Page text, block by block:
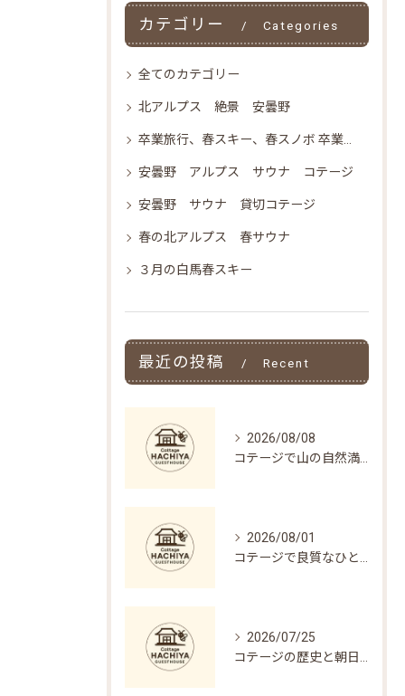
カテゴリー Categories
全てのカテゴリー
北アルプス 絶景 安曇野
卒業旅行、春スキー、春スノボ 卒業旅行 格安 お得
安曇野 アルプス サウナ コテージ
安曇野 サウナ 貸切コテージ
春の北アルプス 春サウナ
３月の白馬春スキー
最近の投稿 Recent
2026/08/08
2026/08/01
2026/07/25